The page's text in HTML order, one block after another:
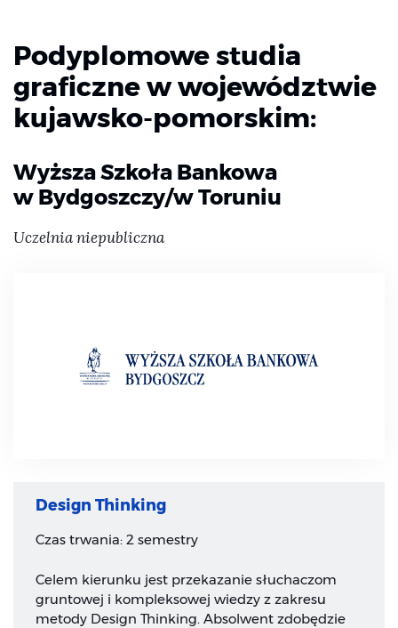
Podyplomowe studia
graficzne w województwie
kujawsko-pomorskim:
Wyższa Szkoła Bankowa
w Bydgoszczy/w Toruniu
Uczelnia niepubliczna
Design Thinking
Czas trwania: 2 semestry
Celem kierunku jest przekazanie słuchaczom
gruntowej i kompleksowej wiedzy z zakresu
metody Design Thinking. Absolwent zdobędzie